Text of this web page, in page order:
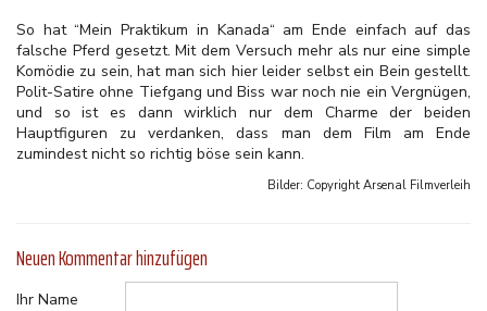
So hat “Mein Praktikum in Kanada“ am Ende einfach auf das
falsche Pferd gesetzt. Mit dem Versuch mehr als nur eine simple
Komödie zu sein, hat man sich hier leider selbst ein Bein gestellt.
Polit-Satire ohne Tiefgang und Biss war noch nie ein Vergnügen,
und so ist es dann wirklich nur dem Charme der beiden
Hauptfiguren zu verdanken, dass man dem Film am Ende
zumindest nicht so richtig böse sein kann.
Bilder: Copyright Arsenal Filmverleih
Neuen Kommentar hinzufügen
Ihr Name